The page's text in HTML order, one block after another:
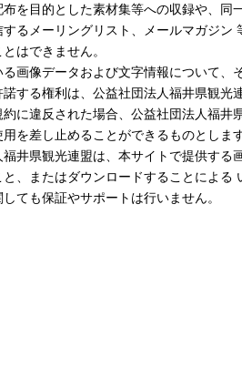
を目的とした素材集等への収録や、同
するメーリングリスト、メールマガジン
はできません。
画像データおよび文字情報について、
する権利は、公益社団法人福井県観光
約に違反された場合、公益社団法人福井
用を差し止めることができるものとしま
井県観光連盟は、本サイトで提供する
と、またはダウンロードすることによる
しても保証やサポートは行いません。